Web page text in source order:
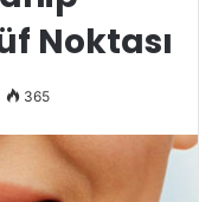
Noktası
365